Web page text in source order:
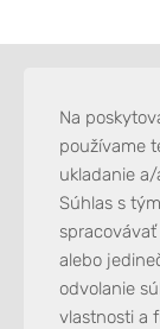
Na
používame
ukladanie
Súhlas s
alebo
odvolanie
vlastnosti a